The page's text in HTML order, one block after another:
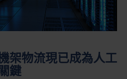
架物流現已成為人工
鍵